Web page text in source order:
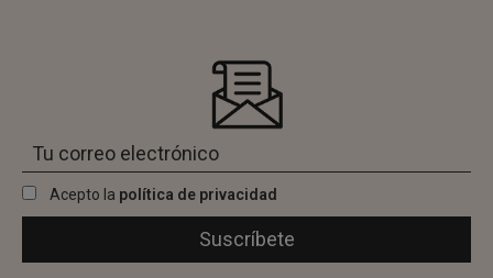
Acepto la política de privacidad